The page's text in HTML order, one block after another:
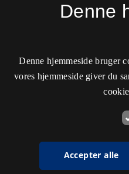
Denne
Denne hjemmeside bruger
vores hjemmeside giver du
Accepter alle